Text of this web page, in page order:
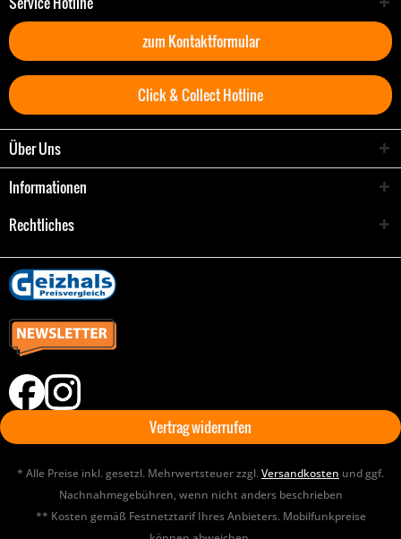
zum Kontaktformular
Click & Collect Hotline
Über Uns
Informationen
Rechtliches
Vertrag widerrufen
* Alle Preise inkl. gesetzl. Mehrwertsteuer zzgl.Versandkosten und ggf.
Nachnahmegebühren, wenn nicht anders beschrieben
** Kosten gemäß Festnetztarif Ihres Anbieters. Mobilfunkpreise